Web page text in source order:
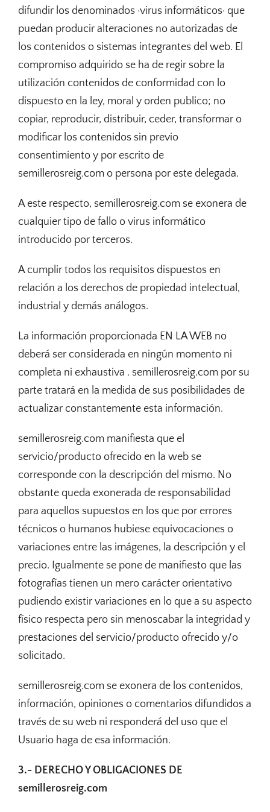
difundir los denominados ·virus informáticos· que
puedan producir alteraciones no autorizadas de
los contenidos o sistemas integrantes del web. El
compromiso adquirido se ha de regir sobre la
utilización contenidos de conformidad con lo
dispuesto en la ley, moral y orden publico; no
copiar, reproducir, distribuir, ceder, transformar o
modificar los contenidos sin previo
consentimiento y por escrito de
semillerosreig.com o persona por este delegada.
A este respecto, semillerosreig.com se exonera de
cualquier tipo de fallo o virus informático
introducido por terceros.
A cumplir todos los requisitos dispuestos en
relación a los derechos de propiedad intelectual,
industrial y demás análogos.
La información proporcionada EN LA WEB no
deberá ser considerada en ningún momento ni
completa ni exhaustiva . semillerosreig.com por su
parte tratará en la medida de sus posibilidades de
actualizar constantemente esta información.
semillerosreig.com manifiesta que el
servicio/producto ofrecido en la web se
corresponde con la descripción del mismo. No
obstante queda exonerada de responsabilidad
para aquellos supuestos en los que por errores
técnicos o humanos hubiese equivocaciones o
variaciones entre las imágenes, la descripción y el
precio. Igualmente se pone de manifiesto que las
fotografías tienen un mero carácter orientativo
pudiendo existir variaciones en lo que a su aspecto
físico respecta pero sin menoscabar la integridad y
prestaciones del servicio/producto ofrecido y/o
solicitado.
semillerosreig.com se exonera de los contenidos,
información, opiniones o comentarios difundidos a
través de su web ni responderá del uso que el
Usuario haga de esa información.
3.- DERECHO Y OBLIGACIONES DE
semillerosreig.com